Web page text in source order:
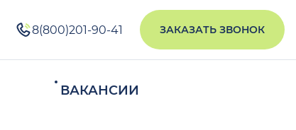
8(800)201-90-41 ЗАКАЗАТЬ ЗВОНОК
ВАКАНСИИ